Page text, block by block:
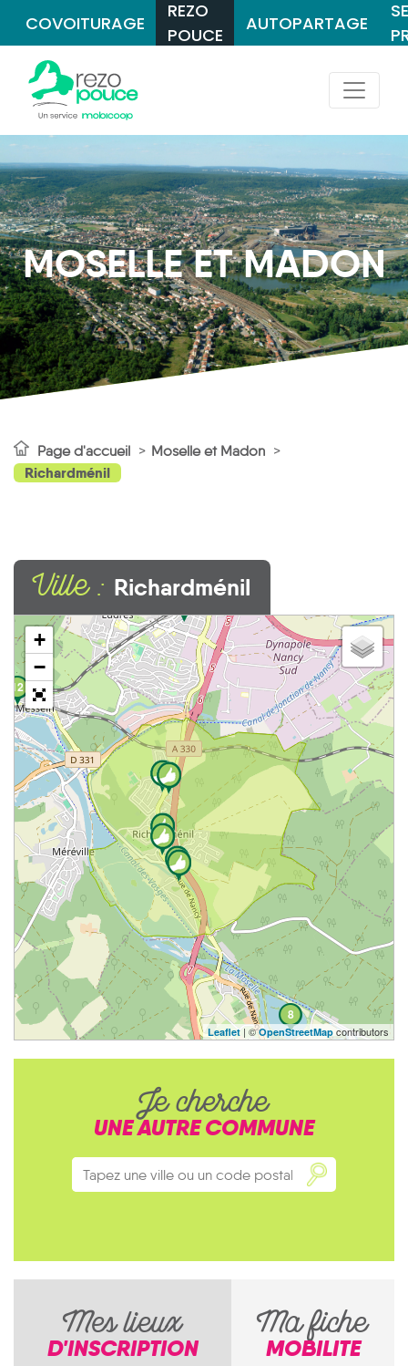
COVOITURAGE
REZO
POUCE
AUTOPARTAGE
MOSELLE ET MADON
Page d'accueil Moselle et Madon
Richardménil
Ville : Richardménil
8
12
+
−
Leaflet| ©OpenStreetMapcontributors
Je cherche
UNE AUTRE COMMUNE
Mes lieux
D'INSCRIPTION Ma fiche
MOBILITE